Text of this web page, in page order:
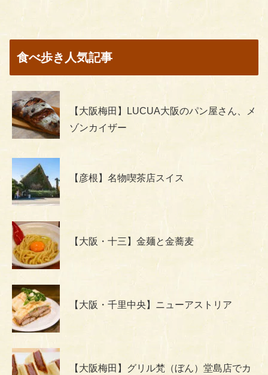
食べ歩き人気記事
【大阪梅田】LUCUA大阪のパン屋さん、メ
ゾンカイザー
【彦根】名物喫茶店スイス
【大阪・十三】金麺と金蕎麦
【大阪・千里中央】ニューアストリア
【大阪梅田】グリル梵（ぼん）堂島店でカ